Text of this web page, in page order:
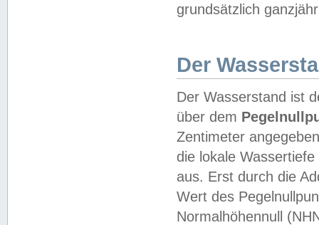
grundsätzlich
Der
Der Wasserstand ist
über dem
Zentimeter
die lokale
aus. Erst durch die
Wert des
Normalhöhennull